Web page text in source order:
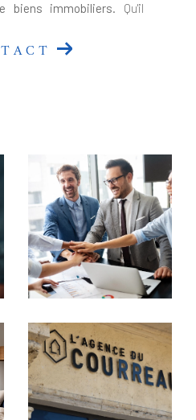
biens immobiliers. Qu'il
locatifs ou de locaux
immobilier de
chaque projet est unique.
vous offrir une visibilité
immobilières à Mon
studio ou un immeuble,
stratégies marketing
l'attention des acheteurs